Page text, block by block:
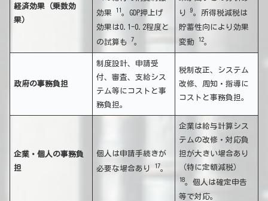
経済効果（乗数効
果）
効果
11 。GDP押上げ
効果は0.1-0.2程度と
の試算も
7。
り9。所得税減税は
貯蓄性向により効果
変動
12。
政府の事務負担
制度設計、申請受
付、審査、支給シス
テム等にコストと事
務負担。
税制改正、システム
改修、周知・指導に
コストと事務負担。
企業・個人の事務負
担
個人は申請手続きが
必要な場合あり
17。
企業は給与計算シス
テムの改修・対応負
担が大きい場合あり
（特に定額減税）
18。個人は確定申告
等で対応。